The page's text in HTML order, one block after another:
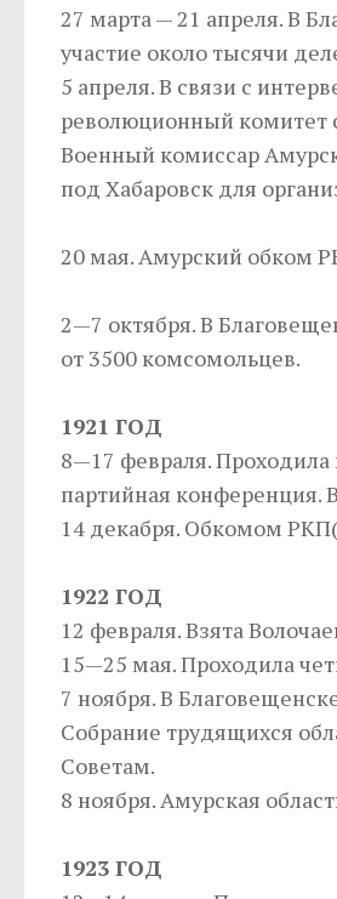
27 марта — 21 апреля. В
участие около тысячи
5 апреля. В связи с
революционный комитет
Военный комиссар
под Хабаровск для
20 мая. Амурский обком
2—7 октября. В
от 3500 комсомольцев.
1921 ГОД
8—17 февраля. Проходила
партийная конференция.
14 декабря. Обкомом
1922 ГОД
12 февраля. Взята
15—25 мая. Проходила
7 ноября. В
Собрание трудящихся
Советам.
8 ноября. Амурская
1923 ГОД